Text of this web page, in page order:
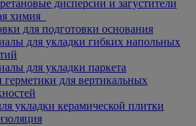
дисперсии и загустители
химия
для подготовки основания
для укладки гибких напольных
для укладки паркета
для вертикальных
укладки керамической плитки